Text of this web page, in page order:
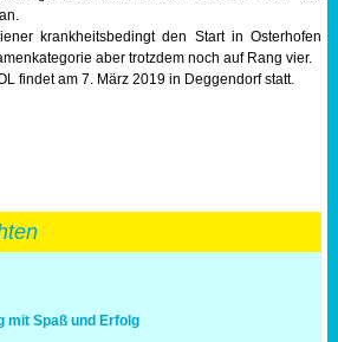
krankheitsbedingt den Start in Osterhofen
aber trotzdem noch auf Rang vier.
findet am 7. März 2019 in Deggendorf statt.
mit Spaß und Erfolg